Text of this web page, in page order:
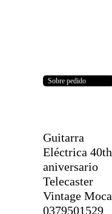
Sobre pedido
Guitarra
Eléctrica 40th
aniversario
Telecaster
Vintage Moca
0379501529